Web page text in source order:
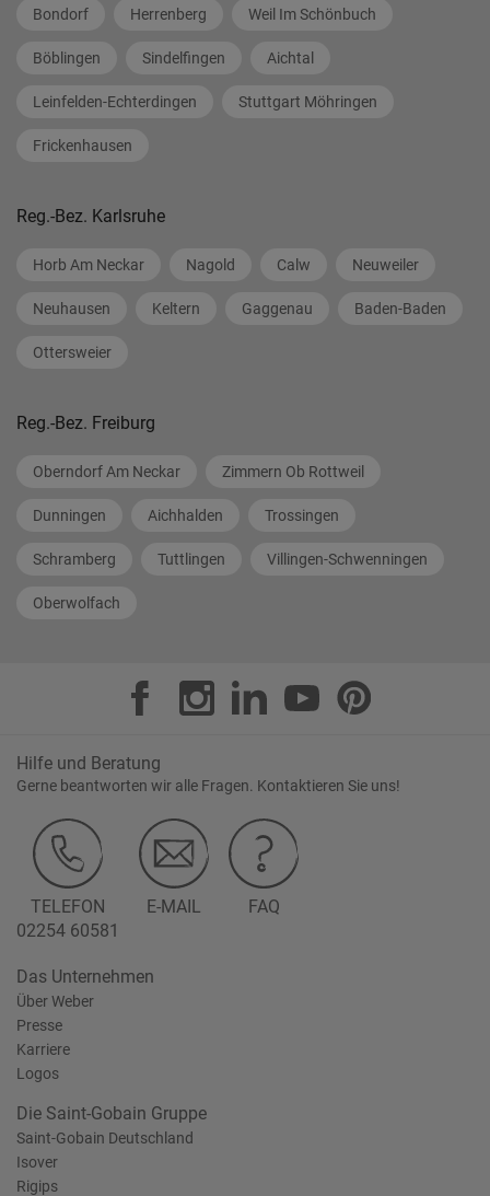
Bondorf Herrenberg Weil Im Schönbuch
Böblingen Sindelfingen Aichtal
Leinfelden-Echterdingen Stuttgart Möhringen
Frickenhausen
Reg.-Bez. Karlsruhe
Horb Am Neckar Nagold Calw Neuweiler
Neuhausen Keltern Gaggenau Baden-Baden
Ottersweier
Reg.-Bez. Freiburg
Oberndorf Am Neckar Zimmern Ob Rottweil
Dunningen Aichhalden Trossingen
Schramberg Tuttlingen Villingen-Schwenningen
Oberwolfach
Hilfe und Beratung
Gerne beantworten wir alle Fragen. Kontaktieren Sie uns!
TELEFON
02254 60581
E-MAIL FAQ
Das Unternehmen
Über Weber
Presse
Karriere
Logos
Die Saint-Gobain Gruppe
Saint-Gobain Deutschland
Isover
Rigips